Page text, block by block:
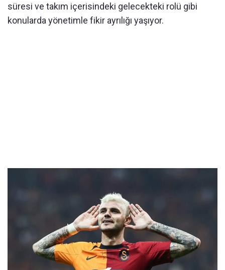
süresi ve takım içerisindeki gelecekteki rolü gibi
konularda yönetimle fikir ayrılığı yaşıyor.